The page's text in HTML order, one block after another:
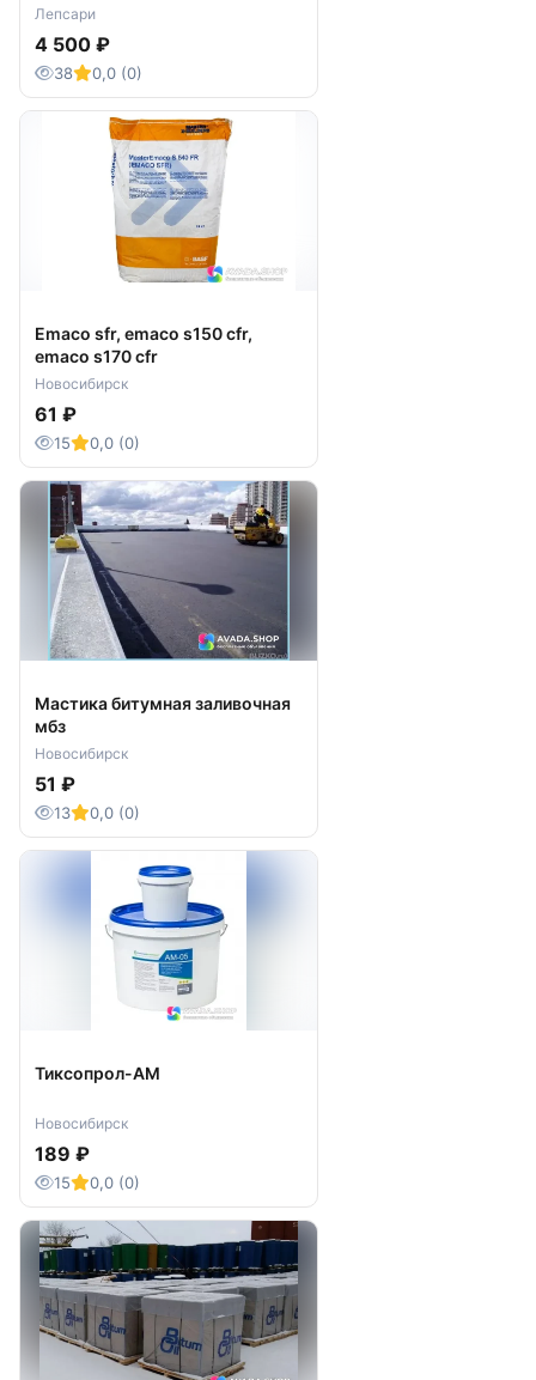
Лепсари
4 500 ₽
38 0,0 (0)
Emaco sfr, emaco s150 cfr,
emaco s170 cfr
Новосибирск
61 ₽
15 0,0 (0)
Мастика битумная заливочная
мбз
Новосибирск
51 ₽
13 0,0 (0)
Тиксопрол-АМ
Новосибирск
189 ₽
15 0,0 (0)